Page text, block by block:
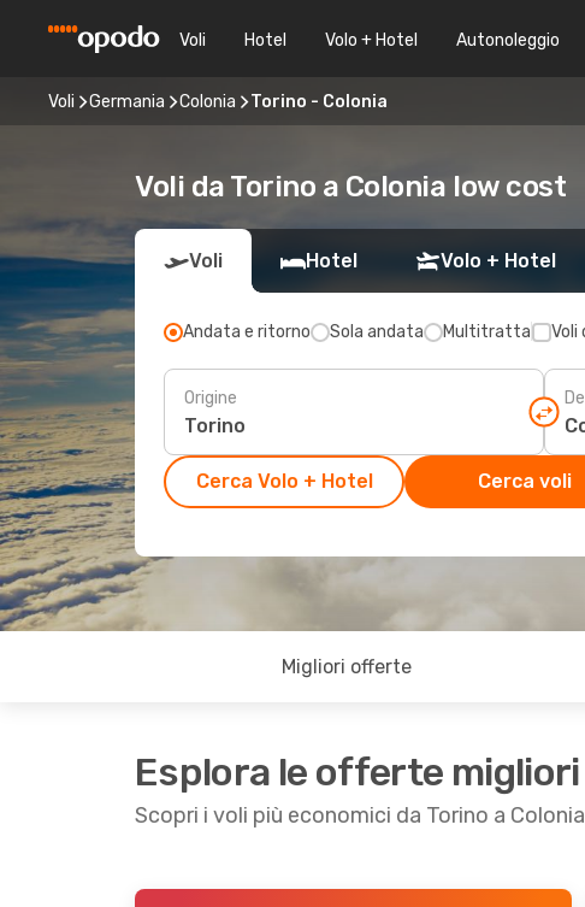
Voli Hotel Volo + Hotel Autonoleggio
Voli Germania Colonia Torino - Colonia
Voli da Torino a Colonia low cost
Voli Hotel Volo + Hotel
Andata e ritorno Sola andata Multitratta Voli
Origine
Cerca Volo + Hotel Cerca voli
Migliori offerte
Esplora le offerte migliori
Scopri i voli più economici da Torino a Colonia